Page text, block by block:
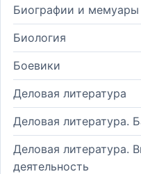
Биографии и мемуары
Биология
Боевики
Деловая литература
Деловая литература.
Деловая литература.
деятельность